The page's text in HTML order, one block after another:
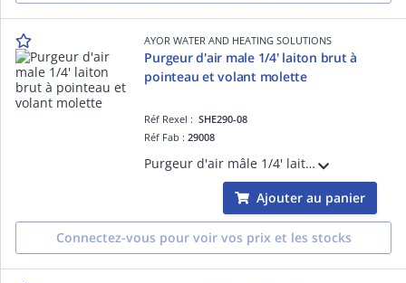
AYOR WATER AND HEATING SOLUTIONS
Purgeur d'air male 1/4' laiton brut à
pointeau et volant molette
Réf Rexel :SHE290-08
Réf Fab :29008
Purgeur d'air mâle 1/4' laiton brut à visser à pointeau et volant molette
Ajouter au panier
Connectez-vous pour voir vos prix et les stocks